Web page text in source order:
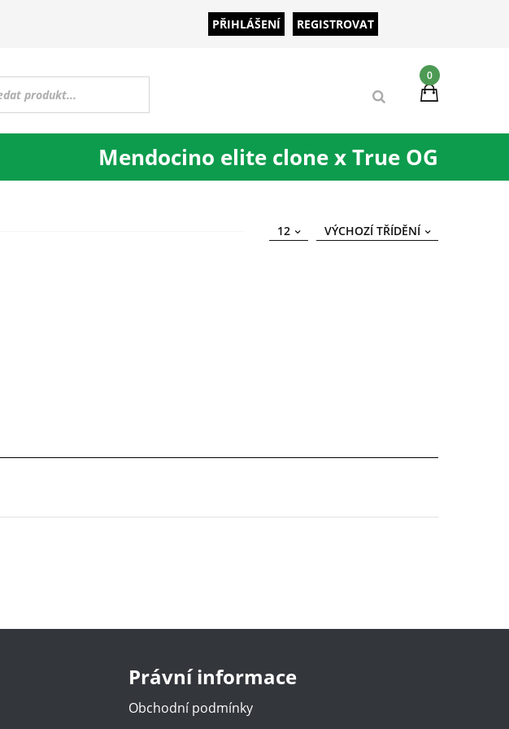
PŘIHLÁŠENÍ REGISTROVAT
0
Mendocino elite clone x True OG
VÝCHOZÍ TŘÍDĚNÍ
12
Právní informace
Obchodní podmínky